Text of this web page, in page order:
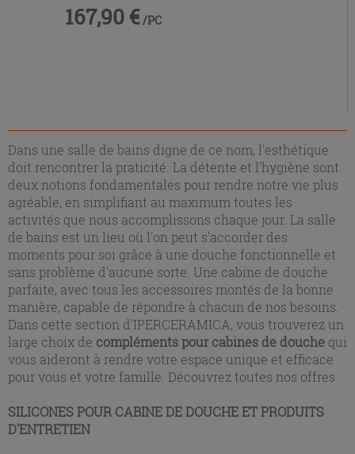
167,90 € /PC
Dans une salle de bains digne de ce nom, l'esthétique
doit rencontrer la praticité. La détente et l'hygiène sont
deux notions fondamentales pour rendre notre vie plus
agréable, en simplifiant au maximum toutes les
activités que nous accomplissons chaque jour. La salle
de bains est un lieu où l'on peut s'accorder des
moments pour soi grâce à une douche fonctionnelle et
sans problème d'aucune sorte. Une cabine de douche
parfaite, avec tous les accessoires montés de la bonne
manière, capable de répondre à chacun de nos besoins.
Dans cette section d'IPERCERAMICA, vous trouverez un
large choix de compléments pour cabines de douche qui
vous aideront à rendre votre espace unique et efficace
pour vous et votre famille. Découvrez toutes nos offres.
SILICONES POUR CABINE DE DOUCHE ET PRODUITS
D'ENTRETIEN